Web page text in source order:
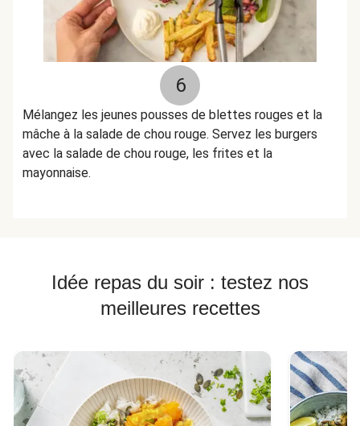
6
Mélangez les jeunes pousses de blettes rouges et la
mâche à la salade de chou rouge. Servez les burgers
avec la salade de chou rouge, les frites et la
mayonnaise.
Idée repas du soir : testez nos
meilleures recettes